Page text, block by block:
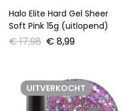
Halo Elite Hard Gel Sheer
Soft Pink 15g (uitlopend)
€17,98 € 8,99
UITVERKOCHT